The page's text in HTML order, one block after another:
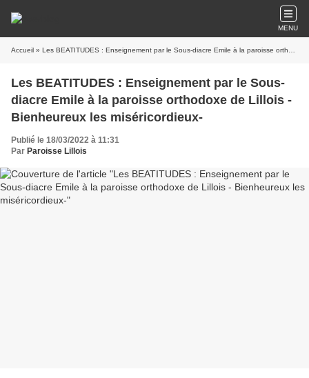
MENU
Accueil » Les BEATITUDES : Enseignement par le Sous-diacre Emile à la paroisse orthodoxe de Lillois - Bienheureux les miséricordieux-
Les BEATITUDES : Enseignement par le Sous-
diacre Emile à la paroisse orthodoxe de Lillois -
Bienheureux les miséricordieux-
Publié le 18/03/2022 à 11:31
Par Paroisse Lillois